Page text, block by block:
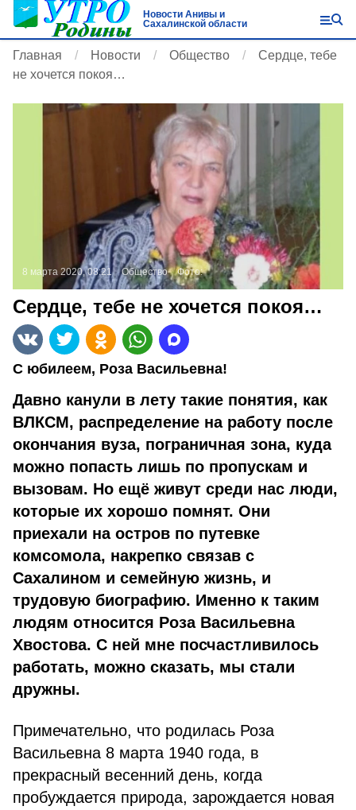
Новости Анивы и
Сахалинской области
Главная Новости Общество
Сердце, тебе
не хочется покоя…
8 марта 2020, 08:21 Общество Фото:
Сердце, тебе не хочется покоя…
С юбилеем, Роза Васильевна!
Давно канули в лету такие понятия, как
ВЛКСМ, распределение на работу после
окончания вуза, пограничная зона, куда
можно попасть лишь по пропускам и
вызовам. Но ещё живут среди нас люди,
которые их хорошо помнят. Они
приехали на остров по путевке
комсомола, накрепко связав с
Сахалином и семейную жизнь, и
трудовую биографию. Именно к таким
людям относится Роза Васильевна
Хвостова. С ней мне посчастливилось
работать, можно сказать, мы стали
дружны.
Примечательно, что родилась Роза
Васильевна 8 марта 1940 года, в
прекрасный весенний день, когда
пробуждается природа, зарождается новая